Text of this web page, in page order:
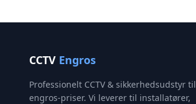
CCTV Engros
Professionelt CCTV & sikkerhedsudstyr til
engros-priser. Vi leverer til installatører,